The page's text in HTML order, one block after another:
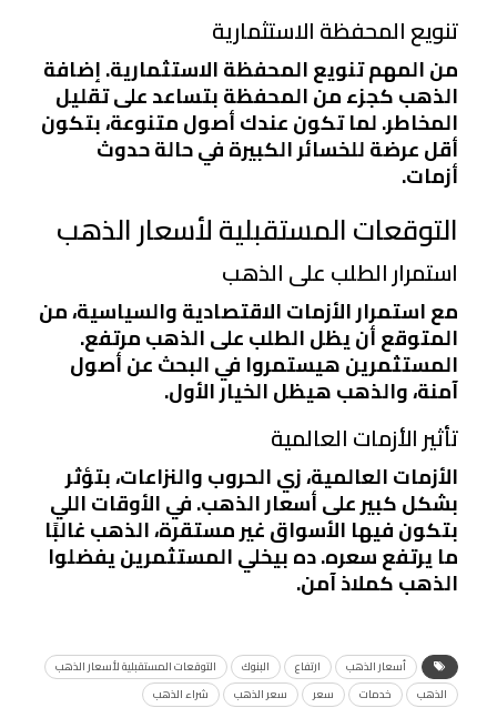
تنويع المحفظة الاستثمارية
من المهم تنويع المحفظة الاستثمارية. إضافة
الذهب كجزء من المحفظة بتساعد على تقليل
المخاطر. لما تكون عندك أصول متنوعة، بتكون
أقل عرضة للخسائر الكبيرة في حالة حدوث
أزمات.
التوقعات المستقبلية لأسعار الذهب
استمرار الطلب على الذهب
مع استمرار الأزمات الاقتصادية والسياسية، من
المتوقع أن يظل الطلب على الذهب مرتفع.
المستثمرين هيستمروا في البحث عن أصول
آمنة، والذهب هيظل الخيار الأول.
تأثير الأزمات العالمية
الأزمات العالمية، زي الحروب والنزاعات، بتؤثر
بشكل كبير على أسعار الذهب. في الأوقات اللي
بتكون فيها الأسواق غير مستقرة، الذهب غالبًا
ما يرتفع سعره. ده بيخلي المستثمرين يفضلوا
الذهب كملاذ آمن.
أسعار الذهب ارتفاع البنوك
التوقعات المستقبلية لأسعار الذهب
الذهب
خدمات سعر سعر الذهب شراء الذهب